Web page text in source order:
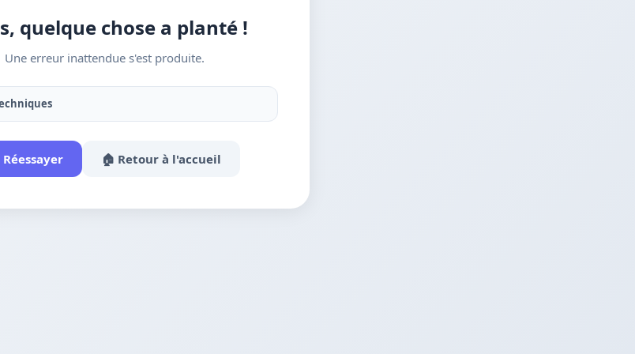
quelque chose a planté !
Une erreur inattendue s'est produite.
Réessayer 🏠 Retour à l'accueil